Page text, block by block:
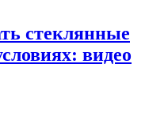
стеклянные
видео